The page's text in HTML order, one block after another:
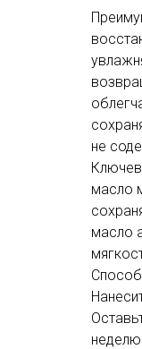
не
масло
масло